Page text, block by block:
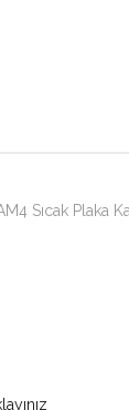
Sıcak Plaka